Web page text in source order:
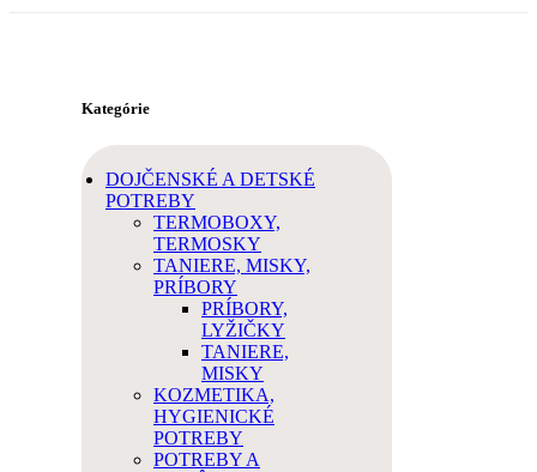
Kategórie
DOJČENSKÉ A DETSKÉ
POTREBY
TERMOBOXY,
TERMOSKY
TANIERE, MISKY,
PRÍBORY
PRÍBORY,
LYŽIČKY
TANIERE,
MISKY
KOZMETIKA,
HYGIENICKÉ
POTREBY
POTREBY A